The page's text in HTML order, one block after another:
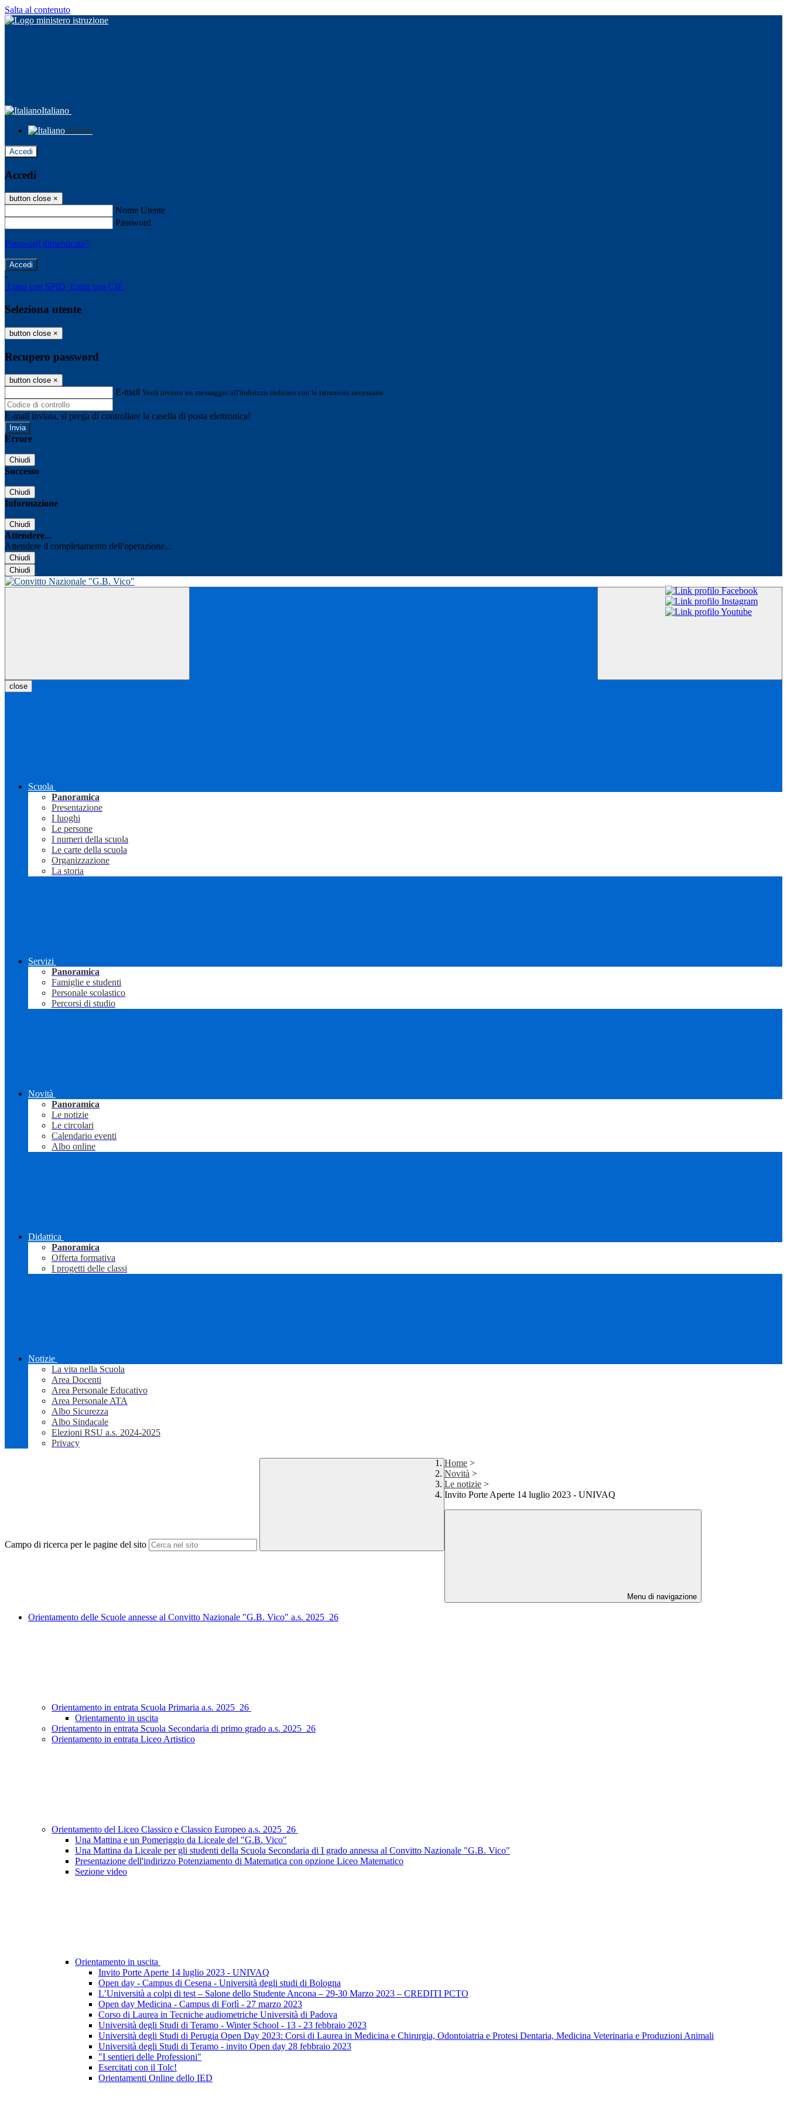
Salta al contenuto
Italiano
Italiano
Accedi
Accedi
button close ×
Nome Utente
Password
Password dimenticata?
-
Entra con SPID Entra con CIE
Seleziona utente
button close ×
Recupero password
button close ×
E-mail Verrà inviato un messaggio all'indirizzo indicato con le istruzioni necessarie.
E-mail inviata, si prega di controllare la casella di posta elettronica!
Errore
Chiudi
Successo
Chiudi
Informazione
Chiudi
Attendere...
Attendere il completamento dell'operazione...
Chiudi
Chiudi
close
Scuola
Panoramica
Presentazione
I luoghi
Le persone
I numeri della scuola
Le carte della scuola
Organizzazione
La storia
Servizi
Panoramica
Famiglie e studenti
Personale scolastico
Percorsi di studio
Novità
Panoramica
Le notizie
Le circolari
Calendario eventi
Albo online
Didattica
Panoramica
Offerta formativa
I progetti delle classi
Notizie
La vita nella Scuola
Area Docenti
Area Personale Educativo
Area Personale ATA
Albo Sicurezza
Albo Sindacale
Elezioni RSU a.s. 2024-2025
Privacy
Campo di ricerca per le pagine del sito
Home >
Novità >
Le notizie >
Invito Porte Aperte 14 luglio 2023 - UNIVAQ
Menu di navigazione
Orientamento delle Scuole annesse al Convitto Nazionale "G.B. Vico" a.s. 2025_26
Orientamento in entrata Scuola Primaria a.s. 2025_26
Orientamento in uscita
Orientamento in entrata Scuola Secondaria di primo grado a.s. 2025_26
Orientamento in entrata Liceo Artistico
Orientamento del Liceo Classico e Classico Europeo a.s. 2025_26
Una Mattina e un Pomeriggio da Liceale del "G.B. Vico"
Una Mattina da Liceale per gli studenti della Scuola Secondaria di I grado annessa al Convitto Nazionale "G.B. Vico"
Presentazione dell'indirizzo Potenziamento di Matematica con opzione Liceo Matematico
Sezione video
Orientamento in uscita
Invito Porte Aperte 14 luglio 2023 - UNIVAQ
Open day - Campus di Cesena - Università degli studi di Bologna
L’Università a colpi di test – Salone dello Studente Ancona – 29-30 Marzo 2023 – CREDITI PCTO
Open day Medicina - Campus di Forlì - 27 marzo 2023
Corso di Laurea in Tecniche audiometriche Università di Padova
Università degli Studi di Teramo - Winter School - 13 - 23 febbraio 2023
Università degli Studi di Perugia Open Day 2023: Corsi di Laurea in Medicina e Chirurgia, Odontoiatria e Protesi Dentaria, Medicina Veterinaria e Produzioni Animali
Università degli Studi di Teramo - invito Open day 28 febbraio 2023
"I sentieri delle Professioni"
Esercitati con il Tolc!
Orientamenti Online dello IED